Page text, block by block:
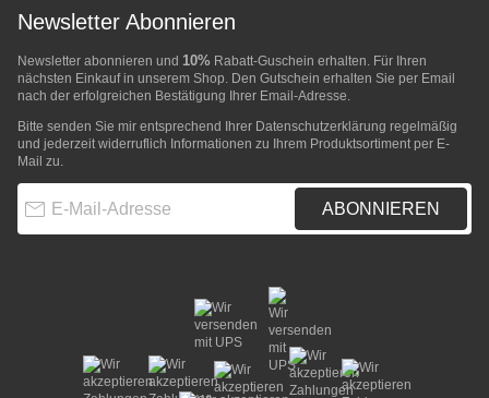
Newsletter Abonnieren
Newsletter abonnieren und 10% Rabatt-Guschein erhalten. Für Ihren
nächsten Einkauf in unserem Shop. Den Gutschein erhalten Sie per Email
nach der erfolgreichen Bestätigung Ihrer Email-Adresse.
Bitte senden Sie mir entsprechend Ihrer Datenschutzerklärung regelmäßig
und jederzeit widerruflich Informationen zu Ihrem Produktsortiment per E-
Mail zu.
ABONNIEREN